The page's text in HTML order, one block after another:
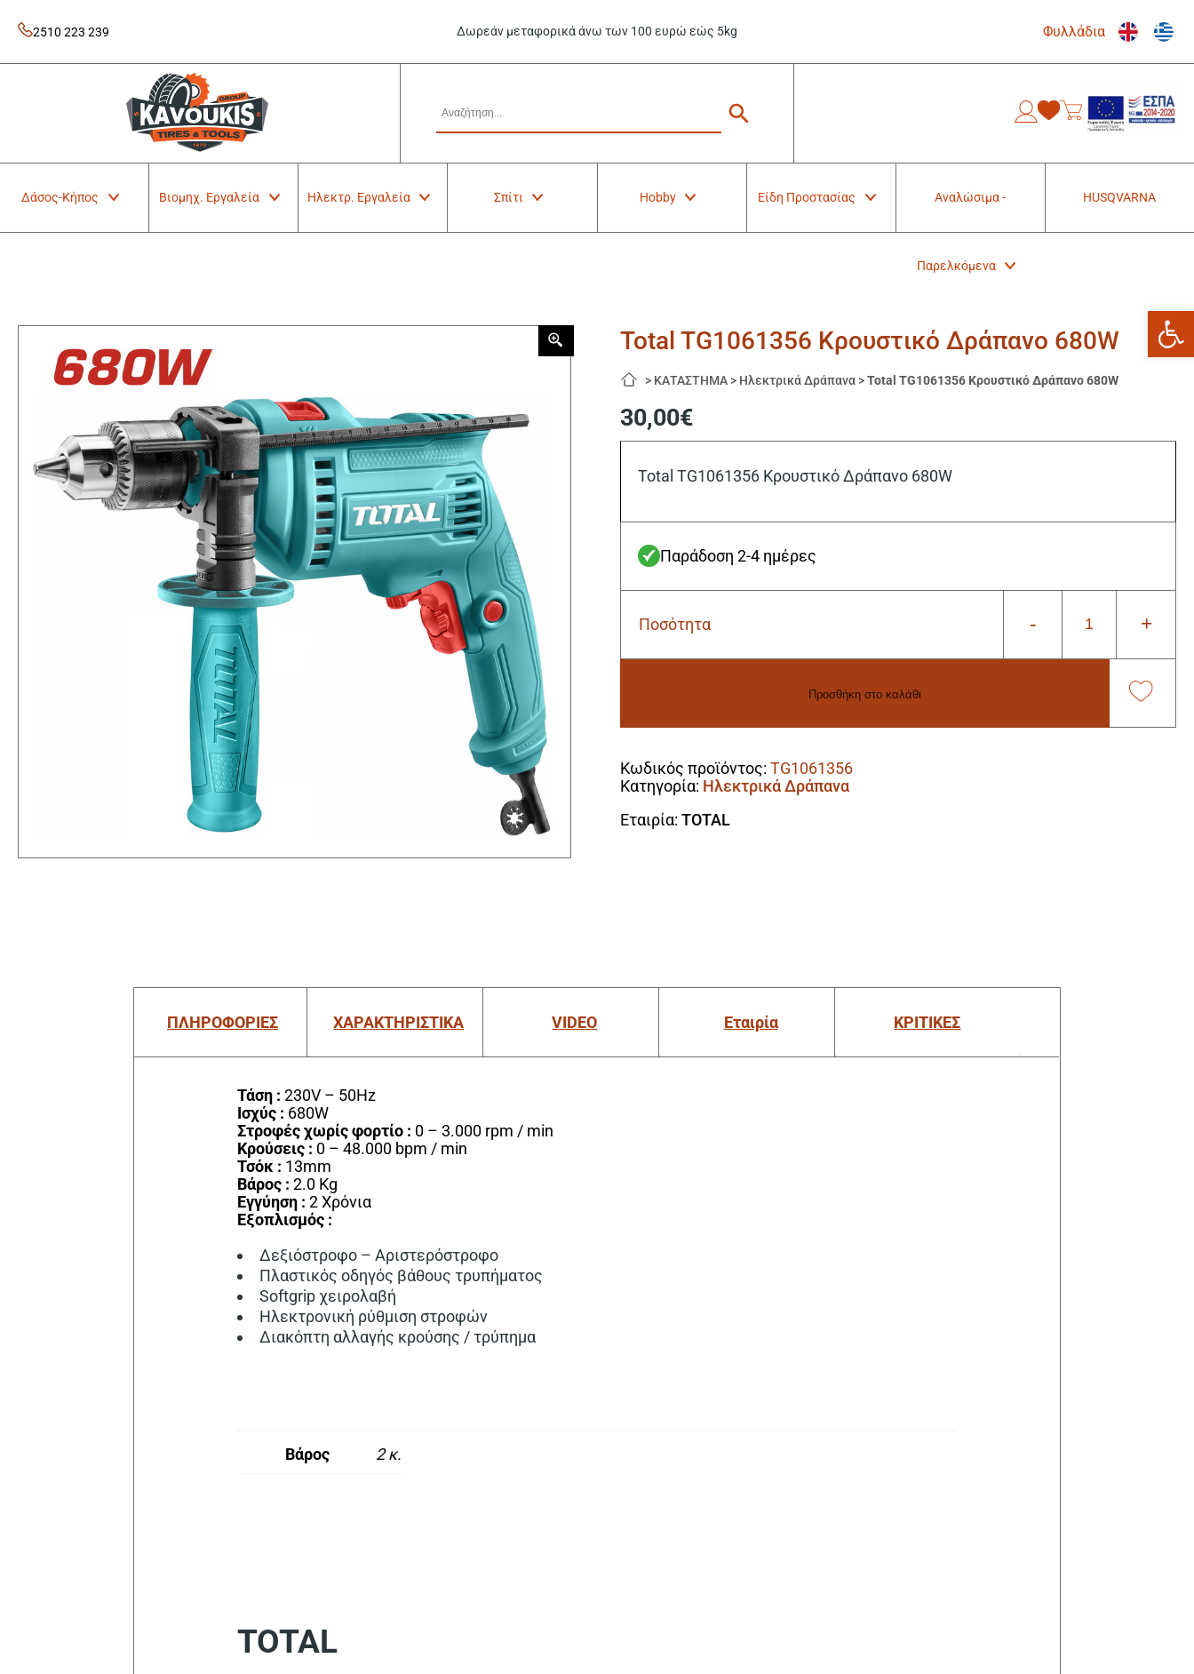
content
2510 223 239 Δωρεάν μεταφορικά άνω των 100 ευρώ εώς 5kg Φυλλάδια
Kavoukis Tools
Tires & Tools
Δάσος-Κήπος Βιομηχ. Εργαλεία Ηλεκτρ. Εργαλεία Σπίτι Hobby Είδη Προστασίας Αναλώσιμα -
Παρελκόμενα
HUSQVARNA
Total TG1061356 Κρουστικό Δράπανο 680W
> ΚΑΤΑΣΤΗΜΑ > Ηλεκτρικά Δράπανα >Total TG1061356 Κρουστικό Δράπανο 680W
30,00€
Total TG1061356 Κρουστικό Δράπανο 680W
Παράδοση 2-4 ημέρες
Ποσότητα -
Total
+
Προσθήκη στο καλάθι
Κωδικός προϊόντος:TG1061356
Κατηγορία: Ηλεκτρικά Δράπανα
Εταιρία: TOTAL
ΠΛΗΡΟΦΟΡΙΕΣ ΧΑΡΑΚΤΗΡΙΣΤΙΚΑ VIDEO Εταιρία ΚΡΙΤΙΚΕΣ
Τάση :230V – 50Hz
Ισχύς : 680W
Στροφές χωρίς φορτίο : 0 – 3.000 rpm / min
Κρούσεις : 0 – 48.000 bpm / min
Τσόκ : 13mm
Βάρος :2.0 Kg
Εγγύηση :2 Χρόνια
Εξοπλισμός :
Δεξιόστροφο – Αριστερόστροφο
Πλαστικός οδηγός βάθους τρυπήματος
Softgrip χειρολαβή
Ηλεκτρονική ρύθμιση στροφών
Διακόπτη αλλαγής κρούσης / τρύπημα
Βάρος 2 κ.
TOTAL